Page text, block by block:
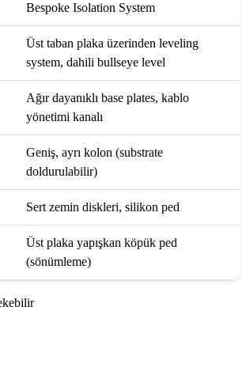
Bespoke Isolation System
Üst taban plaka üzerinden leveling
system, dahili bullseye level
Ağır dayanıklı base plates, kablo
yönetimi kanalı
Geniş, ayrı kolon (substrate
doldurulabilir)
Sert zemin diskleri, silikon ped
Üst plaka yapışkan köpük ped
(sönümleme)